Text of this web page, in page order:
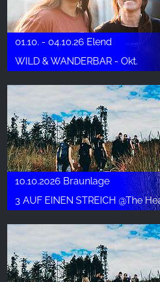
01.10. - 04.10.26 Elend
WILD & WANDERBAR - Okt.
10.10.2026 Braunlage
3 AUF EINEN STREICH @The Hearts